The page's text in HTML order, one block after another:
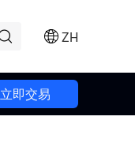
ZH
立即交易